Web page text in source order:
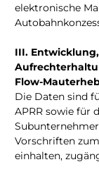
elektronische
III.
Flow-
Die Daten sind
APRR sowie für
Vorschriften
einhalten,